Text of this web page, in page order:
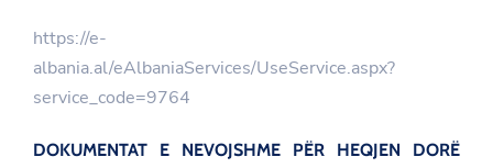
https://e-
albania.al/eAlbaniaServices/UseService.aspx?
service_code=9764
DOKUMENTAT E NEVOJSHME PËR HEQJEN DORË